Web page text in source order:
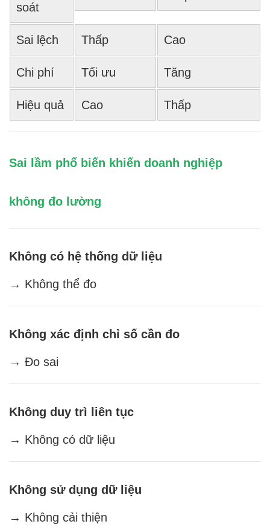
soát
Sai lệch Thấp Cao
Chi phí Tối ưu Tăng
Hiệu quả Cao Thấp
Sai lầm phổ biến khiến doanh nghiệp
không đo lường
Không có hệ thống dữ liệu
→ Không thể đo
Không xác định chỉ số cần đo
→ Đo sai
Không duy trì liên tục
→ Không có dữ liệu
Không sử dụng dữ liệu
→ Không cải thiện